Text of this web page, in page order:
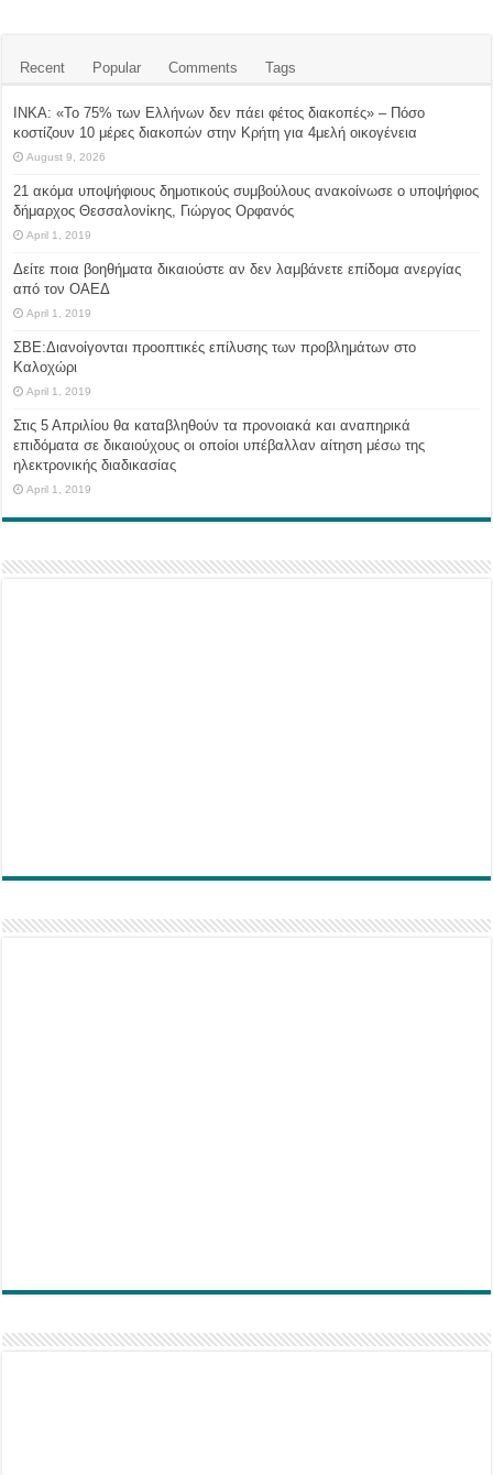
Recent Popular Comments Tags
ΙΝΚΑ: «Το 75% των Ελλήνων δεν πάει φέτος διακοπές» – Πόσο
κοστίζουν 10 μέρες διακοπών στην Κρήτη για 4μελή οικογένεια
August 9, 2026
21 ακόμα υποψήφιους δημοτικούς συμβούλους ανακοίνωσε ο υποψήφιος
δήμαρχος Θεσσαλονίκης, Γιώργος Ορφανός
April 1, 2019
Δείτε ποια βοηθήματα δικαιούστε αν δεν λαμβάνετε επίδομα ανεργίας
από τον ΟΑΕΔ
April 1, 2019
ΣΒΕ:Διανοίγονται προοπτικές επίλυσης των προβλημάτων στο
Καλοχώρι
April 1, 2019
Στις 5 Απριλίου θα καταβληθούν τα προνοιακά και αναπηρικά
επιδόματα σε δικαιούχους οι οποίοι υπέβαλλαν αίτηση μέσω της
ηλεκτρονικής διαδικασίας
April 1, 2019